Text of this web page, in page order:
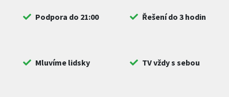
Podpora do 21:00 Řešení do 3 hodin
Mluvíme lidsky TV vždy s sebou